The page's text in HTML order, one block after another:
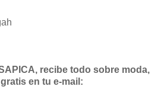
recibe todo sobre moda,
en tu e-mail: